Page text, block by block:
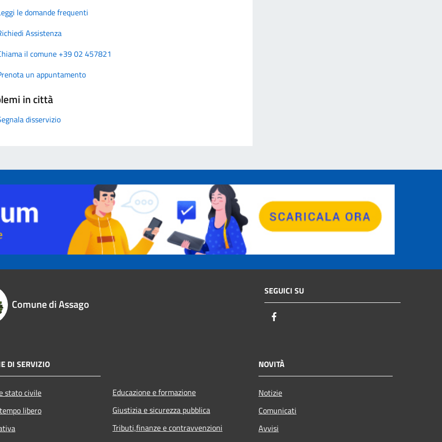
le domande frequenti
Assistenza
il comune +39 02 457821
un appuntamento
in città
disservizio
Comune di Assago
SEGUICI SU
DI SERVIZIO
stato civile
libero
Educazione e formazione
Giustizia e sicurezza pubblica
Tributi,finanze e contravvenzioni
NOVITÀ
Notizie
Comunicati
Avvisi